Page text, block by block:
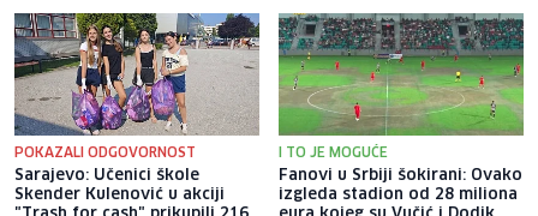
POKAZALI ODGOVORNOST
Sarajevo: Učenici škole
Skender Kulenović u akciji
I TO JE MOGUĆE
Fanovi u Srbiji šokirani: Ovako
izgleda stadion od 28 miliona